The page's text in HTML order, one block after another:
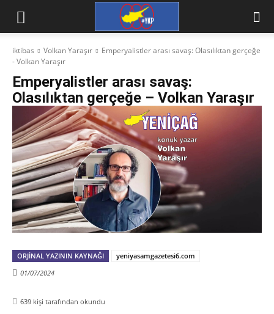
iktibas Volkan Yaraşır
Emperyalistler arası savaş: Olasılıktan gerçeğe
- Volkan Yaraşır
Emperyalistler arası savaş:
Olasılıktan gerçeğe – Volkan Yaraşır
ORJINAL YAZININ KAYNAĞI
yeniyasamgazetesi6.com
01/07/2024
639 kişi tarafından okundu